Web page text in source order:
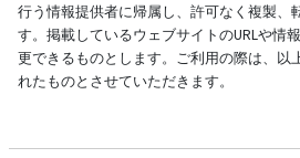
行う情報提供者に帰属し、許可なく複製、
す。掲載しているウェブサイトのURLや情
更できるものとします。ご利用の際は、以
れたものとさせていただきます。